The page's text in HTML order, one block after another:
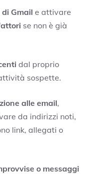
Gmail e attivare
se non è già
dal proprio
sospette.
alle email,
da indirizzi noti,
link, allegati o
o messaggi